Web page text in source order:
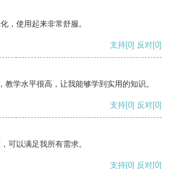
，使用起来非常舒服。
支持[0] 反对[0]
教学水平很高，让我能够学到实用的知识。
支持[0] 反对[0]
可以满足我所有需求。
支持[0] 反对[0]